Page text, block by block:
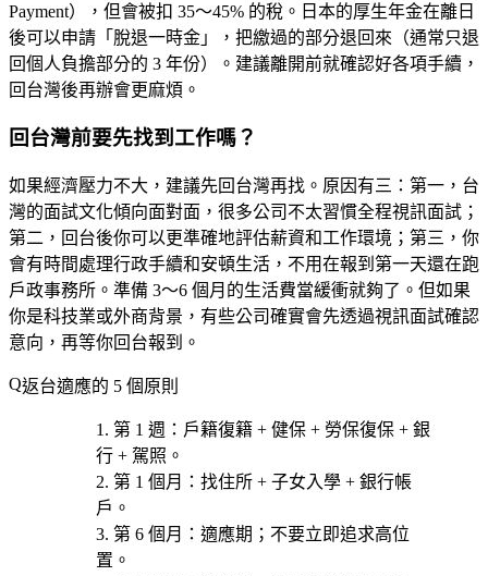
Payment），但會被扣 35～45% 的稅。日本的厚生年金在離日
後可以申請「脫退一時金」，把繳過的部分退回來（通常只退
回個人負擔部分的 3 年份）。建議離開前就確認好各項手續，
回台灣後再辦會更麻煩。
回台灣前要先找到工作嗎？
如果經濟壓力不大，建議先回台灣再找。原因有三：第一，台
灣的面試文化傾向面對面，很多公司不太習慣全程視訊面試；
第二，回台後你可以更準確地評估薪資和工作環境；第三，你
會有時間處理行政手續和安頓生活，不用在報到第一天還在跑
戶政事務所。準備 3～6 個月的生活費當緩衝就夠了。但如果
你是科技業或外商背景，有些公司確實會先透過視訊面試確認
意向，再等你回台報到。
返台適應的 5 個原則
第 1 週 ：戶籍復籍 + 健保 + 勞保復保 + 銀
行 + 駕照。
第 1 個月 ：找住所 + 子女入學 + 銀行帳
戶。
第 6 個月 ：適應期；不要立即追求高位
置。